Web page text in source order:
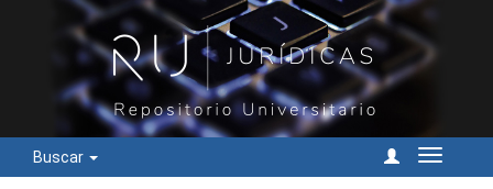
Buscar
Cambiar